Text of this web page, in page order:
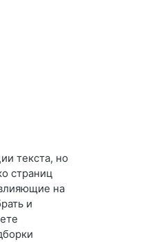
текста, но
страниц
на
и